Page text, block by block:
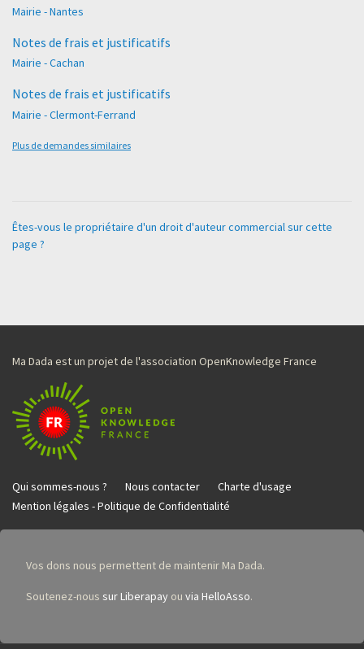
Mairie - Nantes
Notes de frais et justificatifs
Mairie - Cachan
Notes de frais et justificatifs
Mairie - Clermont-Ferrand
Plus de demandes similaires
Êtes-vous le propriétaire d'un droit d'auteur commercial sur cette
page ?
Ma Dada est un projet de l'association OpenKnowledge France
Qui sommes-nous ? Nous contacter
Charte d'usage
Mention légales - Politique de Confidentialité
Vos dons nous permettent de maintenir Ma Dada.
Soutenez-nous sur Liberapay ou via HelloAsso.